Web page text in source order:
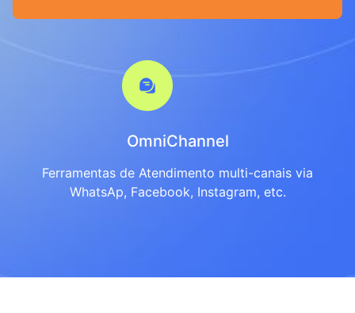
OmniChannel
Ferramentas de Atendimento multi-canais via
WhatsAp, Facebook, Instagram, etc.